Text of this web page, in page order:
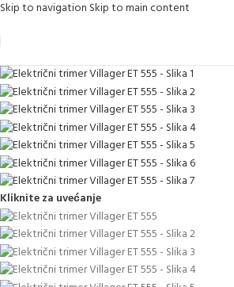
Skip to navigation Skip to main content
Kliknite za uvećanje